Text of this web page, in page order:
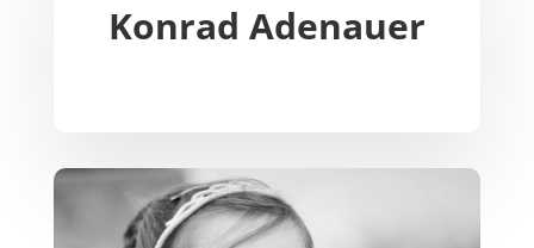
Konrad Adenauer